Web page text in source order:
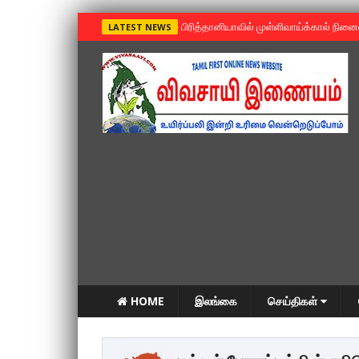
LATEST NEWS »பிரித்தானியாவில் முள்ளிவாய்க்கால்
HOME இலங்கை செய்திகள்